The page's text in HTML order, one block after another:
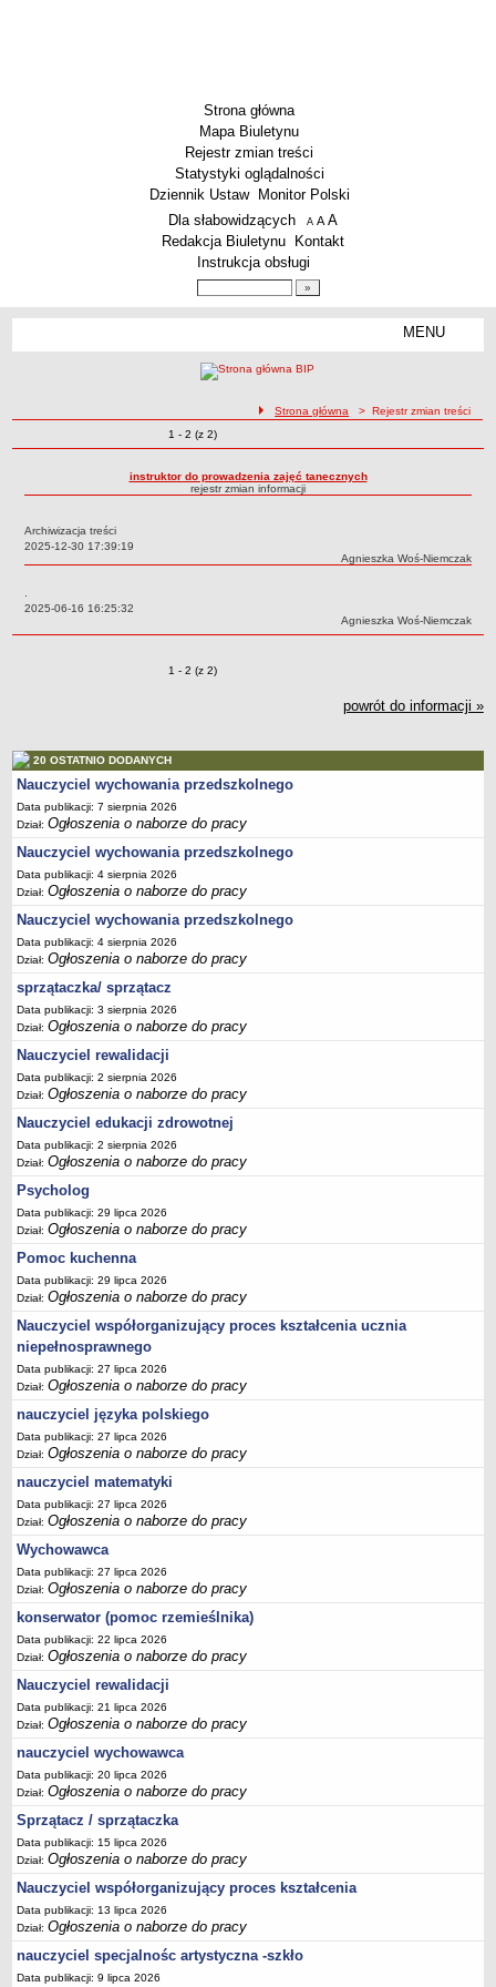
Strona główna
Mapa Biuletynu
Rejestr zmian treści
Statystyki oglądalności
Dziennik Ustaw
Monitor Polski
Menu dodatkowe
Dla słabowidzących A pomniejsz czcionkę
A standardowy rozmiar czcionki
A
Redakcja Biuletynu
Kontakt
Instrukcja obsługi
MENU
Szkoły podstawowe
Inne placówki
ZARZĄDZENIA
PRZETARGI
2018
2023
2024
2025
OGŁOSZENIA
DEKLARACJA DOSTĘPNOŚCI
2021
2025
RAPORTY O STANIE DOSTĘPNOŚCI
ścieżka nawigacji
Strona główna > Rejestr zmian treści
Zmiany o pozycjach
1 - 2 (z 2)
instruktor do prowadzenia zajęć tanecznych
rejestr zmian informacji
Archiwizacja treści
Data:
2025-12-30 17:39:19
Autor:
Agnieszka Woś-Niemczak
Data:
2025-06-16 16:25:32
Autor:
Agnieszka Woś-Niemczak
Zmiany o pozycjach
1 - 2 (z 2)
powrót do informacji »
20 OSTATNIO DODANYCH
Nauczyciel wychowania przedszkolnego
Data publikacji: 7 sierpnia 2026
Dział:Ogłoszenia o naborze do pracy
Nauczyciel wychowania przedszkolnego
Data publikacji: 4 sierpnia 2026
Dział:Ogłoszenia o naborze do pracy
Nauczyciel wychowania przedszkolnego
Data publikacji: 4 sierpnia 2026
Dział:Ogłoszenia o naborze do pracy
sprzątaczka/ sprzątacz
Data publikacji: 3 sierpnia 2026
Dział:Ogłoszenia o naborze do pracy
Nauczyciel rewalidacji
Data publikacji: 2 sierpnia 2026
Dział:Ogłoszenia o naborze do pracy
Nauczyciel edukacji zdrowotnej
Data publikacji: 2 sierpnia 2026
Dział:Ogłoszenia o naborze do pracy
Psycholog
Data publikacji: 29 lipca 2026
Dział:Ogłoszenia o naborze do pracy
Pomoc kuchenna
Data publikacji: 29 lipca 2026
Dział:Ogłoszenia o naborze do pracy
Nauczyciel współorganizujący proces kształcenia ucznia
niepełnosprawnego
Data publikacji: 27 lipca 2026
Dział:Ogłoszenia o naborze do pracy
nauczyciel języka polskiego
Data publikacji: 27 lipca 2026
Dział:Ogłoszenia o naborze do pracy
nauczyciel matematyki
Data publikacji: 27 lipca 2026
Dział:Ogłoszenia o naborze do pracy
Wychowawca
Data publikacji: 27 lipca 2026
Dział:Ogłoszenia o naborze do pracy
konserwator (pomoc rzemieślnika)
Data publikacji: 22 lipca 2026
Dział:Ogłoszenia o naborze do pracy
Nauczyciel rewalidacji
Data publikacji: 21 lipca 2026
Dział:Ogłoszenia o naborze do pracy
nauczyciel wychowawca
Data publikacji: 20 lipca 2026
Dział:Ogłoszenia o naborze do pracy
Sprzątacz / sprzątaczka
Data publikacji: 15 lipca 2026
Dział:Ogłoszenia o naborze do pracy
Nauczyciel współorganizujący proces kształcenia
Data publikacji: 13 lipca 2026
Dział:Ogłoszenia o naborze do pracy
nauczyciel specjalnośc artystyczna -szkło
Data publikacji: 9 lipca 2026